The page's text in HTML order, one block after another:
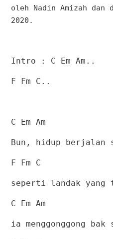
oleh Nadin Amizah
2020.
Intro : C Em Am..
F Fm C..
C Em Am
Bun, hidup berjalan
F Fm C
seperti landak yang
C Em Am
ia menggonggong bak